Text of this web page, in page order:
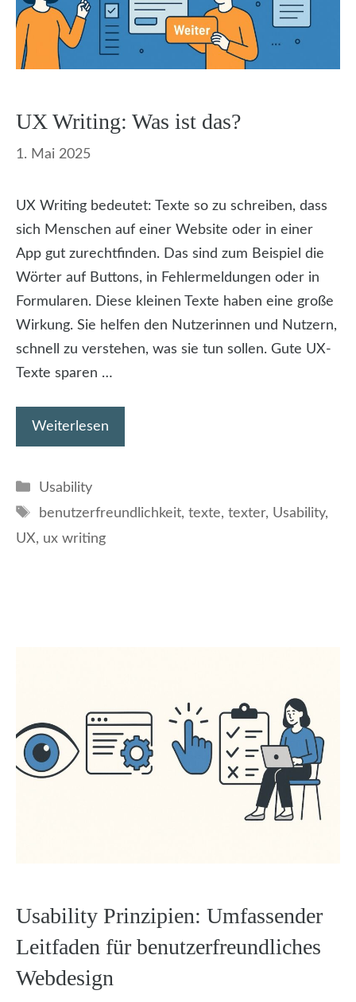
UX Writing: Was ist das?
1. Mai 2025
UX Writing bedeutet: Texte so zu schreiben, dass
sich Menschen auf einer Website oder in einer
App gut zurechtfinden. Das sind zum Beispiel die
Wörter auf Buttons, in Fehlermeldungen oder in
Formularen. Diese kleinen Texte haben eine große
Wirkung. Sie helfen den Nutzerinnen und Nutzern,
schnell zu verstehen, was sie tun sollen. Gute UX-
Texte sparen …
Weiterlesen
Kategorien
Usability
Schlagwörter
benutzerfreundlichkeit, texte, texter, Usability,
UX, ux writing
Usability Prinzipien: Umfassender
Leitfaden für benutzerfreundliches
Webdesign